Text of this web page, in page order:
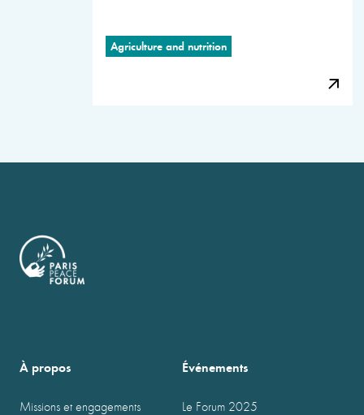
Agriculture and nutrition
À propos
Missions et engagements
Événements
Le Forum 2025